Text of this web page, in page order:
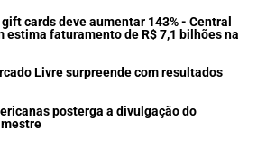
cards deve aumentar 143% - Central
estima faturamento de R$ 7,1 bilhões na
Livre surpreende com resultados
posterga a divulgação do